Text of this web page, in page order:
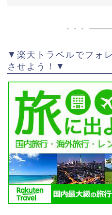
▼楽天トラベルでフォ
させよう！▼